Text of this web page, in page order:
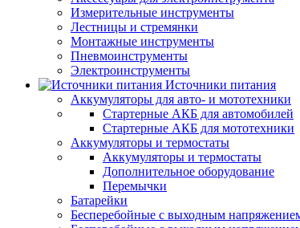
Измерительные инструменты
Лестницы и стремянки
Монтажные инструменты
Пневмоинструменты
Электроинструменты
Источники питания
Аккумуляторы для авто- и мототехники
Стартерные АКБ для автомобилей
Стартерные АКБ для мототехники
Аккумуляторы и термостаты
Аккумуляторы и термостаты
Дополнительное оборудование
Перемычки
Батарейки
Бесперебойные с выходным